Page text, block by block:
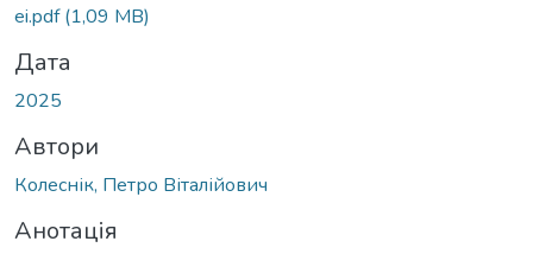
ei.pdf(1,09 MB)
Дата
2025
Автори
Колеснік, Петро Віталійович
Анотація